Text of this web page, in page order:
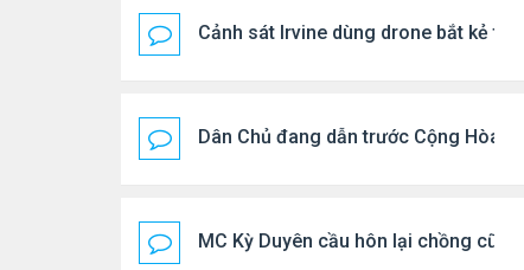
Cảnh sát Irvine dùng drone bắt kẻ
Dân Chủ đang dẫn trước Cộng Hòa
MC Kỳ Duyên cầu hôn lại chồng cũ